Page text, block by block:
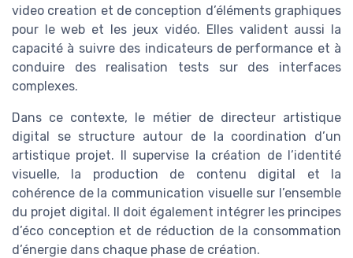
video creation et de conception d’éléments graphiques
pour le web et les jeux vidéo. Elles valident aussi la
capacité à suivre des indicateurs de performance et à
conduire des realisation tests sur des interfaces
complexes.
Dans ce contexte, le métier de directeur artistique
digital se structure autour de la coordination d’un
artistique projet. Il supervise la création de l’identité
visuelle, la production de contenu digital et la
cohérence de la communication visuelle sur l’ensemble
du projet digital. Il doit également intégrer les principes
d’éco conception et de réduction de la consommation
d’énergie dans chaque phase de création.